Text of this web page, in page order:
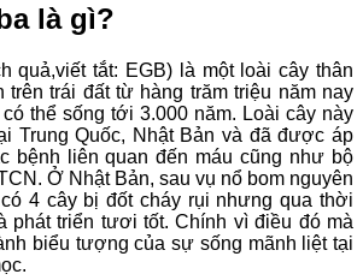
là gì?
quả,viết tắt: EGB) là một loài cây thân
trái đất từ hàng trăm triệu năm nay
thể sống tới 3.000 năm. Loài cây này
Trung Quốc, Nhật Bản và đã được áp
bệnh liên quan đến máu cũng như bộ
Ở Nhật Bản, sau vụ nổ bom nguyên
4 cây bị đốt cháy rụi nhưng qua thời
phát triển tươi tốt. Chính vì điều đó mà
biểu tượng của sự sống mãnh liệt tại